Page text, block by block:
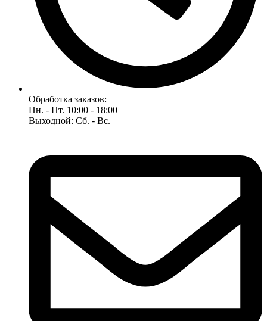
Обработка заказов:
Пн. - Пт. 10:00 - 18:00
Выходной: Сб. - Вс.